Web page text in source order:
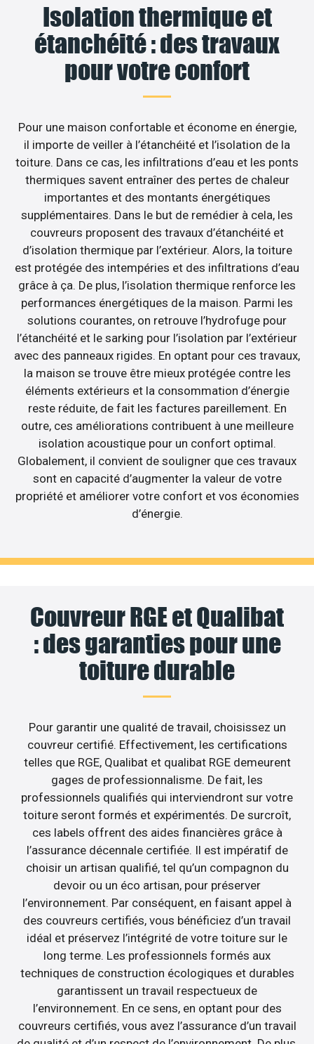
Isolation thermique et
étanchéité : des travaux
pour votre confort
Pour une maison confortable et économe en énergie,
il importe de veiller à l’étanchéité et l’isolation de la
toiture. Dans ce cas, les infiltrations d’eau et les ponts
thermiques savent entraîner des pertes de chaleur
importantes et des montants énergétiques
supplémentaires. Dans le but de remédier à cela, les
couvreurs proposent des travaux d’étanchéité et
d’isolation thermique par l’extérieur. Alors, la toiture
est protégée des intempéries et des infiltrations d’eau
grâce à ça. De plus, l’isolation thermique renforce les
performances énergétiques de la maison. Parmi les
solutions courantes, on retrouve l’hydrofuge pour
l’étanchéité et le sarking pour l’isolation par l’extérieur
avec des panneaux rigides. En optant pour ces travaux,
la maison se trouve être mieux protégée contre les
éléments extérieurs et la consommation d’énergie
reste réduite, de fait les factures pareillement. En
outre, ces améliorations contribuent à une meilleure
isolation acoustique pour un confort optimal.
Globalement, il convient de souligner que ces travaux
sont en capacité d’augmenter la valeur de votre
propriété et améliorer votre confort et vos économies
d’énergie.
Couvreur RGE et Qualibat
: des garanties pour une
toiture durable
Pour garantir une qualité de travail, choisissez un
couvreur certifié. Effectivement, les certifications
telles que RGE, Qualibat et qualibat RGE demeurent
gages de professionnalisme. De fait, les
professionnels qualifiés qui interviendront sur votre
toiture seront formés et expérimentés. De surcroît,
ces labels offrent des aides financières grâce à
l’assurance décennale certifiée. Il est impératif de
choisir un artisan qualifié, tel qu’un compagnon du
devoir ou un éco artisan, pour préserver
l’environnement. Par conséquent, en faisant appel à
des couvreurs certifiés, vous bénéficiez d’un travail
idéal et préservez l’intégrité de votre toiture sur le
long terme. Les professionnels formés aux
techniques de construction écologiques et durables
garantissent un travail respectueux de
l’environnement. En ce sens, en optant pour des
couvreurs certifiés, vous avez l’assurance d’un travail